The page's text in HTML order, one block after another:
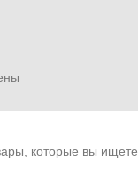
которые вы ищете.